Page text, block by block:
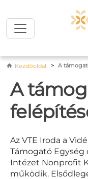
Morzsa
Kezdőoldal A
A
Az VTE Iroda a
Támogató Egység
Intézet Nonprofit
működik.